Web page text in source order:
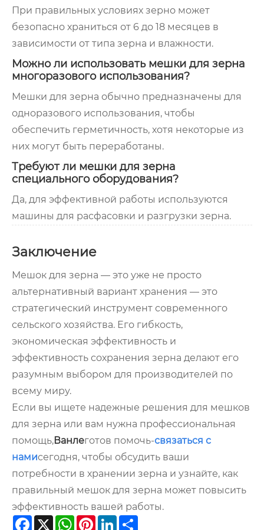
При правильных условиях зерно может
безопасно храниться от 6 до 18 месяцев в
зависимости от типа зерна и влажности.
Можно ли использовать мешки для зерна
многоразового использования?
Мешки для зерна обычно предназначены для
одноразового использования, чтобы
обеспечить герметичность, хотя некоторые из
них могут быть переработаны.
Требуют ли мешки для зерна
специального оборудования?
Да, для эффективной работы используются
машины для расфасовки и разгрузки зерна.
Заключение
Мешок для зерна — это уже не просто
альтернативный вариант хранения — это
стратегический инструмент современного
сельского хозяйства. Его гибкость,
экономическая эффективность и
эффективность сохранения зерна делают его
разумным выбором для производителей по
всему миру.
Если вы ищете надежные решения для мешков
для зерна или вам нужна профессиональная
помощь,Ванлеготов помочь-связаться с
намисегодня, чтобы обсудить ваши
потребности в хранении зерна и узнайте, как
правильный мешок для зерна может повысить
эффективность вашей работы.
Facebook
X WhatsApp
Pinterest
LinkedIn